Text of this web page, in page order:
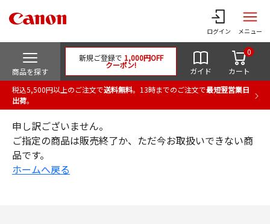
ログイン メニュー
商品を探す
新規ご登録で 1,000円OFF
クーポン!
ガイド カート
0
税込5,500円以上のご注文で送料無料。13時までのご注文で最短翌営業日
出荷。
申し訳ございません。
ご指定の商品は販売終了か、ただ今お取扱いできない商
品です。
ホームへ戻る